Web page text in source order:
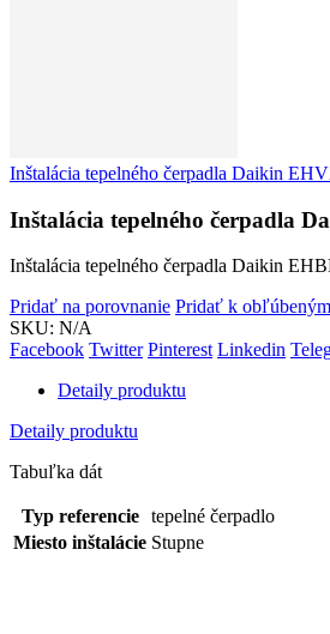
Inštalácia tepelného čerpadla Daikin
Inštalácia tepelného čerpadla
Inštalácia tepelného čerpadla Daikin
Pridať na porovnanie Pridať k
SKU: N/A
Facebook Twitter Pinterest Linkedin
Detaily produktu
Detaily produktu
Tabuľka dát
Typ referencie
tepelné čerpadlo
Miesto inštalácie Stupne